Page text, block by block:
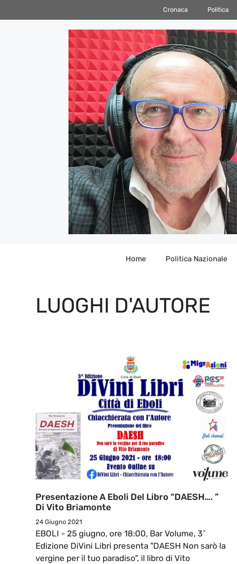
al
Cronaca Politica
Home Politica Nazionale
LUOGHI D'AUTORE
Presentazione A Eboli Del Libro “DAESH…. ”
Di Vito Briamonte
24 Giugno 2021
EBOLI - 25 giugno, ore 18:00, Bar Volume, 3^
Edizione DiVini Libri presenta "DAESH Non sarò la
vergine per il tuo paradiso", il libro di Vito